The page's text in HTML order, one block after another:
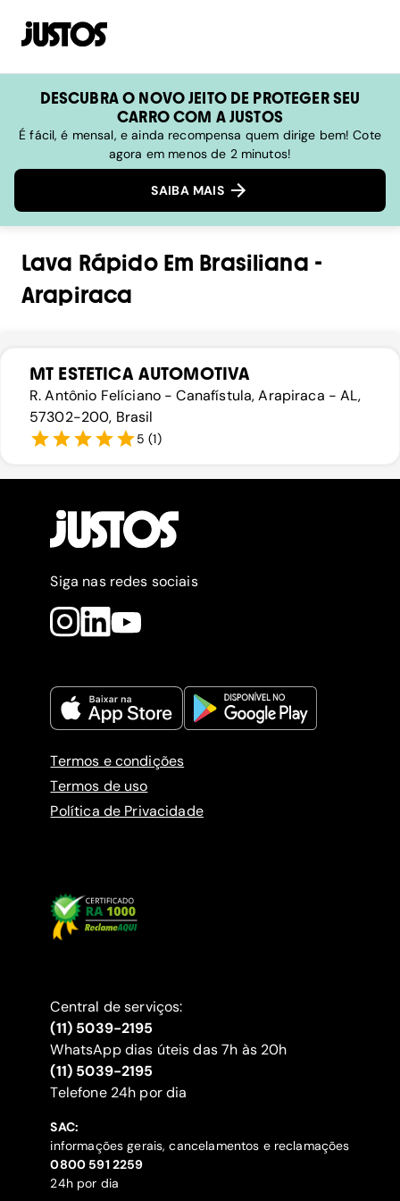
DESCUBRA O NOVO JEITO DE PROTEGER SEU
CARRO COM A JUSTOS
É fácil, é mensal, e ainda recompensa quem dirige bem! Cote
agora em menos de 2 minutos!
SAIBA MAIS
Lava RápidoEm Brasiliana -
Arapiraca
MT ESTETICA AUTOMOTIVA
R. Antônio Felíciano - Canafístula, Arapiraca - AL,
57302-200, Brasil
5 (1)
Siga nas redes sociais
Termos e condições
Termos de uso
Política de Privacidade
Central de serviços:
(11) 5039-2195
WhatsApp dias úteis das 7h às 20h
(11) 5039-2195
‍Telefone 24h por dia
SAC:
informações gerais, cancelamentos e reclamações
‍0800 591 2259
24h por dia